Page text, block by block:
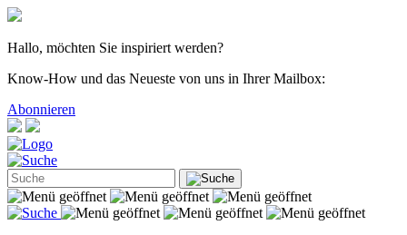
Hallo, möchten Sie inspiriert werden?
Know-How und das Neueste von uns in Ihrer Mailbox:
Abonnieren